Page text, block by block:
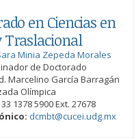
en Ciencias en
Traslacional
Minia Zepeda Morales
de Doctorado
Marcelino García Barragán
Olímpica
33 1378 5900 Ext. 27678
dcmbt@cucei.udg.mx